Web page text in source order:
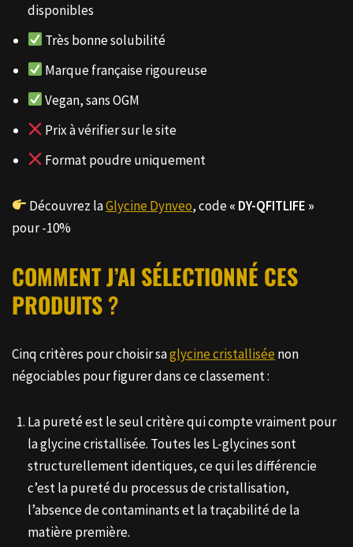
disponibles
Très bonne solubilité
Marque française rigoureuse
Vegan, sans OGM
Prix à vérifier sur le site
Format poudre uniquement
Découvrez laGlycine Dynveo, code« DY-QFITLIFE »
pour -10%
COMMENT J’AI SÉLECTIONNÉ CES
PRODUITS?
Cinq critères pour choisir saglycine cristallisée non
négociables pour figurer dans ce classement :
La pureté est le seul critère qui compte vraiment pour
la glycine cristallisée. Toutes les L-glycines sont
structurellement identiques, ce qui les différencie
c’est la pureté du processus de cristallisation,
l’absence de contaminants et la traçabilité de la
matière première.